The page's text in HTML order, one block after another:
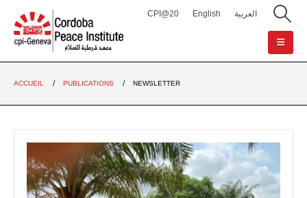
CPI@20 English العربية
ACCUEIL PUBLICATIONS NEWSLETTER